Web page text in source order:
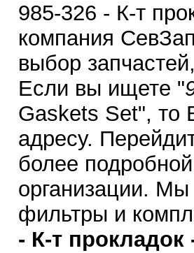
985-326 - К-т
компания
выбор
Если вы ищете "
Gaskets Set", то
адресу.
более
организации.
фильтры и
- К-т